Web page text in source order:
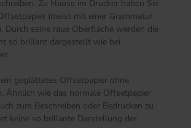
Zu Hause im Drucker haben Sie
(meist mit einer Grammatur
Durch seine raue Oberfläche werden die
so brillant dargestellt wie bei
geglättetes Offsetpapier ohne
Ähnlich wie das normale Offsetpapier
zum Beschreiben oder Bedrucken zu
keine so brillante Darstellung der